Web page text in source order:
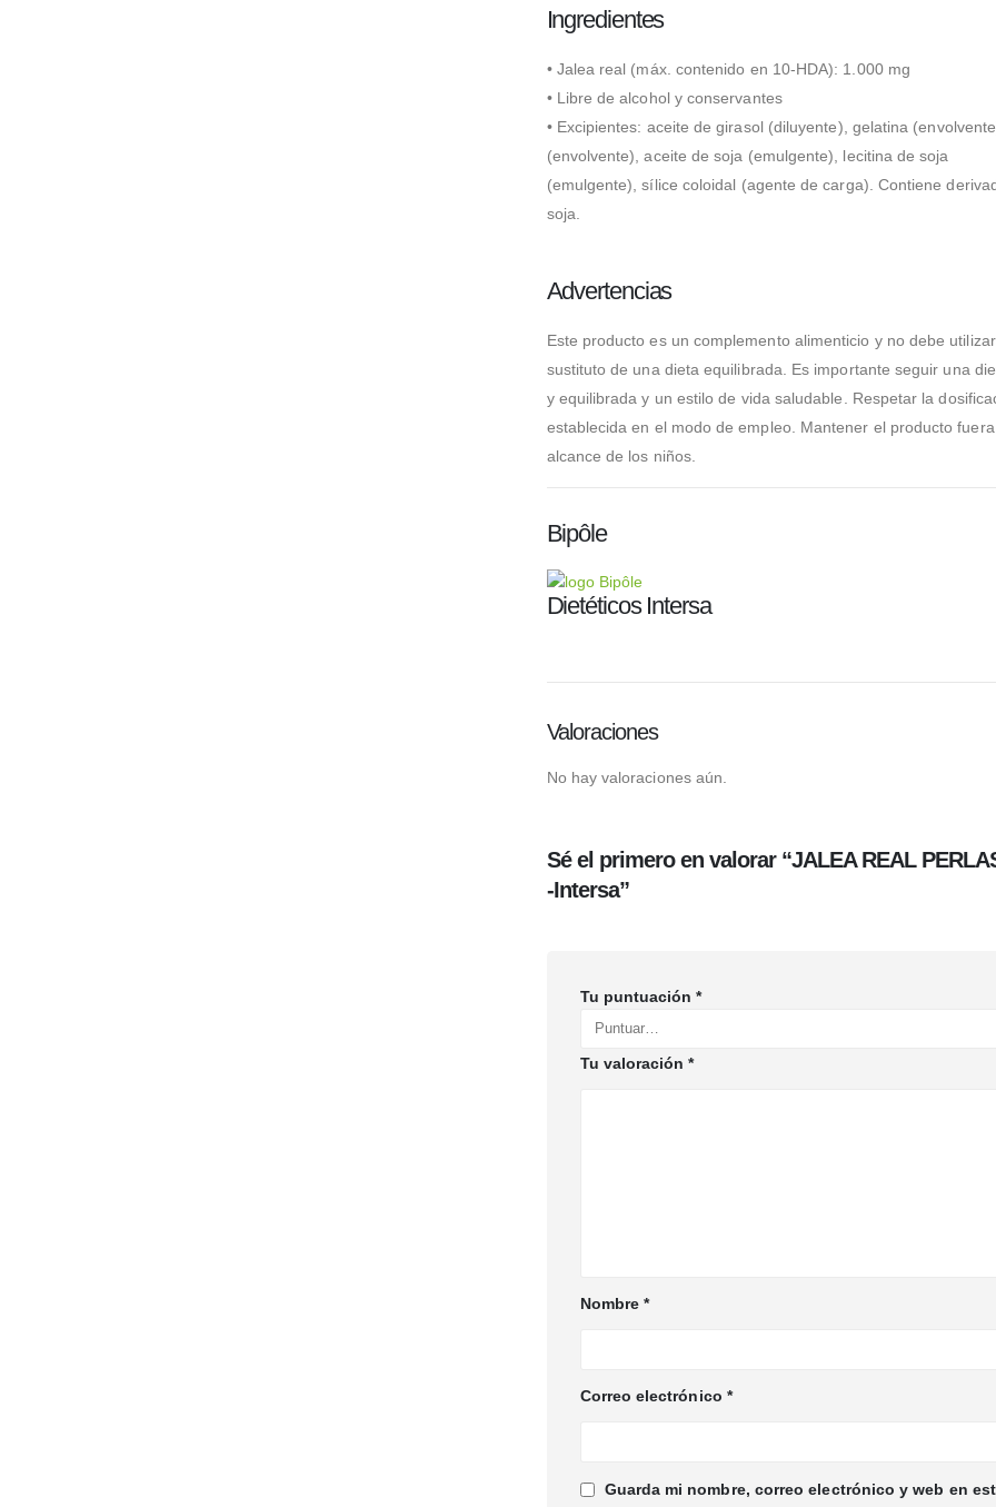
Ingredientes
• Jalea real (máx. contenido en 10-HDA): 1.000 mg
• Libre de alcohol y conservantes
• Excipientes: aceite de girasol (diluyente), gelatina
(envolvente), aceite de soja (emulgente), lecitina de soja
(emulgente), sílice coloidal (agente de carga). Contiene
soja.
Advertencias
Este producto es un complemento alimenticio y no debe
sustituto de una dieta equilibrada. Es importante seguir una
y equilibrada y un estilo de vida saludable. Respetar la
establecida en el modo de empleo. Mantener el producto
alcance de los niños.
Bipôle
Dietéticos Intersa
Valoraciones
No hay valoraciones aún.
Sé el primero en valorar “JALEA REAL
-Intersa”
Tu puntuación *
Tu valoración*
Nombre *
Correo electrónico *
Guarda mi nombre, correo electrónico y web en